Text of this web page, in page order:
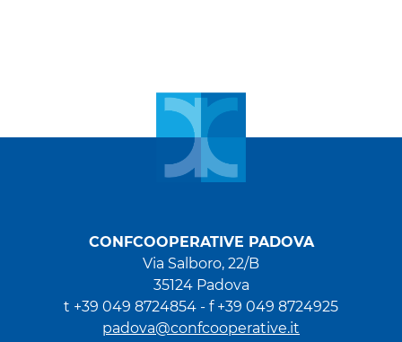
CONFCOOPERATIVE PADOVA
Via Salboro, 22/B
35124 Padova
t +39 049 8724854 - f +39 049 8724925
padova@confcooperative.it